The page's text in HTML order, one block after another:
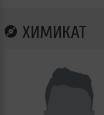
ХИМИКАТ